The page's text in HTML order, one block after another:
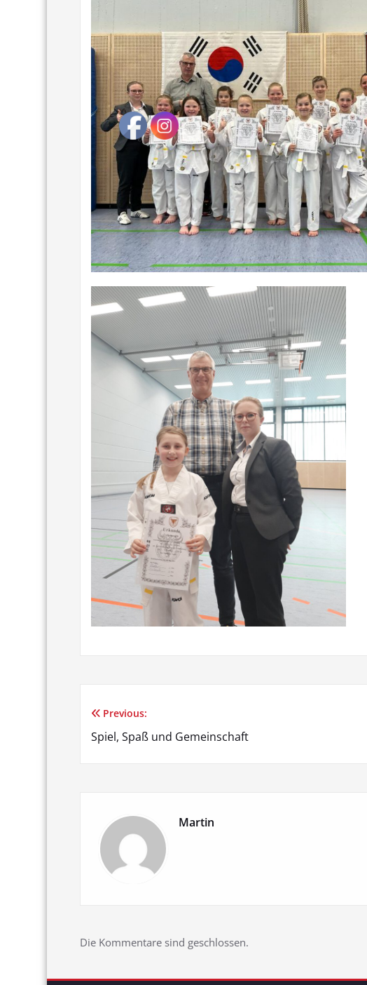
Beitragsnavigation
Previous:
Spiel, Spaß und Gemeinschaft
Martin
Die Kommentare sind geschlossen.